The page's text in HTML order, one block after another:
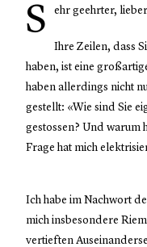
S ehr geehrter,
Ihre Zeilen, dass
haben, ist eine
haben allerdings nicht
gestellt: «Wie sind Sie
gestossen? Und warum
Frage hat mich
Ich habe im Nachwort
mich insbesondere
vertieften